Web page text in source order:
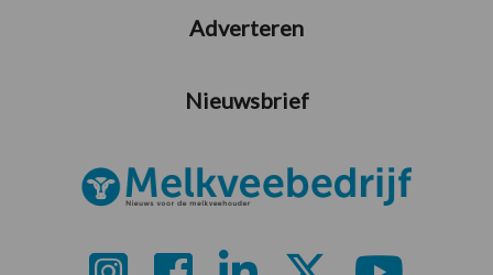
Adverteren
Nieuwsbrief